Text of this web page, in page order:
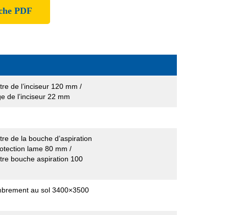
PDF
de l’inciseur 120 mm /
de l’inciseur 22 mm
de la bouche d’aspiration
lame 80 mm /
bouche aspiration 100
au sol 3400×3500